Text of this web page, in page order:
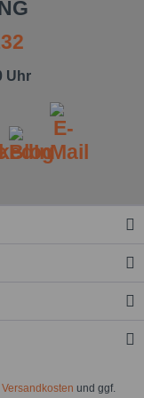
Uhr
Versandkosten und ggf.